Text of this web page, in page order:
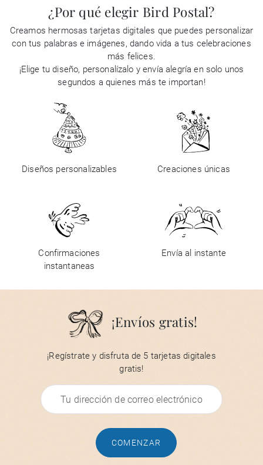
¿Por qué elegir Bird Postal?
Creamos hermosas tarjetas digitales que puedes personalizar
con tus palabras e imágenes, dando vida a tus celebraciones
más felices.
¡Elige tu diseño, personalízalo y envía alegría en solo unos
segundos a quienes más te importan!
Diseños personalizables Creaciones únicas
Confirmaciones
instantaneas
Envía al instante
¡Envíos gratis!
¡Regístrate y disfruta de 5 tarjetas digitales
gratis!
COMENZAR